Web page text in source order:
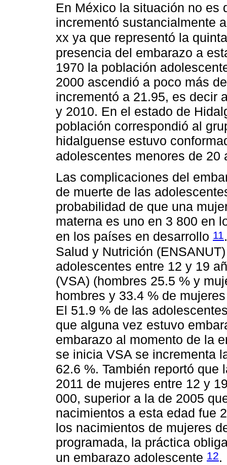
En México la situación no es
incrementó sustancialmente
xx ya que representó la
presencia del embarazo a
1970 la población
2000 ascendió a poco más
incrementó a 21.95, es decir
y 2010. En el estado de
población correspondió al
hidalguense estuvo
adolescentes menores de
Las complicaciones del
de muerte de las
probabilidad de que una
materna es uno en 3 800 en
en los países en desarrollo 11
Salud y Nutrición
adolescentes entre 12 y 19
(VSA) (hombres 25.5 % y
hombres y 33.4 % de
El 51.9 % de las
que alguna vez estuvo
embarazo al momento de la
se inicia VSA se incrementa
62.6 %. También reportó
2011 de mujeres entre 12 y
000, superior a la de 2005
nacimientos a esta edad fue
los nacimientos de mujeres
programada, la práctica
un embarazo adolescente 12.